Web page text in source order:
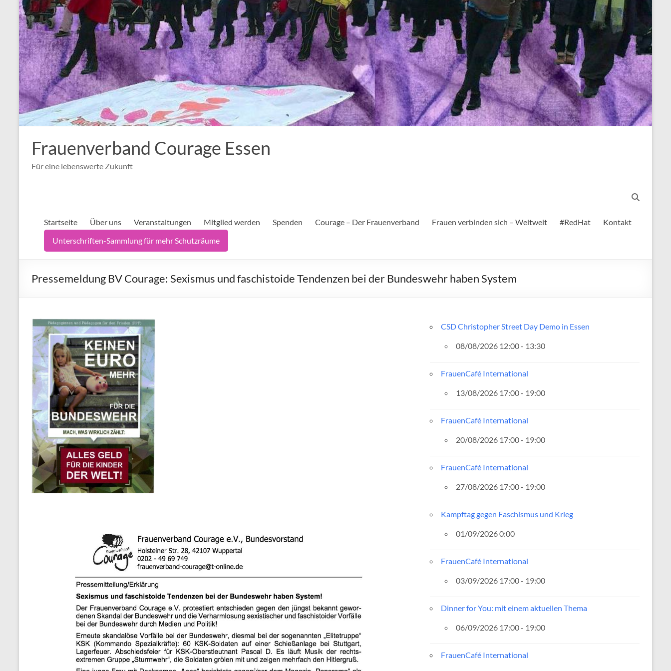
Frauenverband Courage Essen
Für eine lebenswerte Zukunft
Startseite Über uns Veranstaltungen Mitglied werden Spenden Courage – Der Frauenverband Frauen verbinden sich – Weltweit #RedHat
Kontakt
Unterschriften-Sammlung für mehr Schutzräume
Pressemeldung BV Courage: Sexismus und faschistoide Tendenzen bei der Bundeswehr haben System
CSD Christopher Street Day Demo in Essen
08/08/2026 12:00 - 13:30
FrauenCafé International
13/08/2026 17:00 - 19:00
FrauenCafé International
20/08/2026 17:00 - 19:00
FrauenCafé International
27/08/2026 17:00 - 19:00
Kampftag gegen Faschismus und Krieg
01/09/2026 0:00
FrauenCafé International
03/09/2026 17:00 - 19:00
Dinner for You: mit einem aktuellen Thema
06/09/2026 17:00 - 19:00
FrauenCafé International